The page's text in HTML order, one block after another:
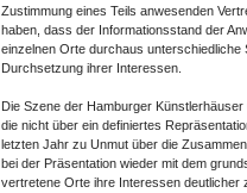
Zustimmung eines Teils anwesenden
haben, dass der Informationsstand der
einzelnen Orte durchaus unterschiedliche
Durchsetzung ihrer Interessen.
Die Szene der Hamburger
die nicht über ein definiertes
letzten Jahr zu Unmut über die
bei der Präsentation wieder mit dem
vertretene Orte ihre Interessen deutlicher